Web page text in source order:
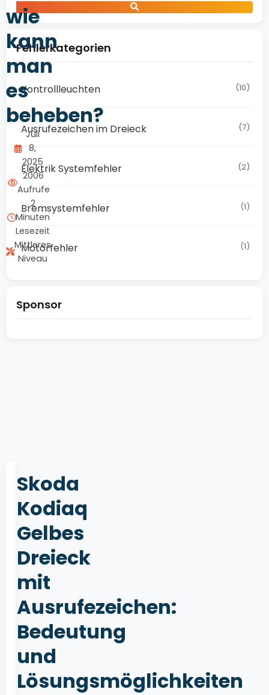
wie
kann
man
es
beheben?
Juli
8,
2025
2006
Aufrufe
2
Minuten
Lesezeit
Mittleres
Niveau
Skoda
Kodiaq
Gelbes
Dreieck
mit
Ausrufezeichen:
Bedeutung
und
Lösungsmöglichkeiten
Fehlerkategorien
Kontrollleuchten (10)
Ausrufezeichen im Dreieck (7)
Elektrik Systemfehler (2)
Bremsystemfehler (1)
Motorfehler (1)
Sponsor